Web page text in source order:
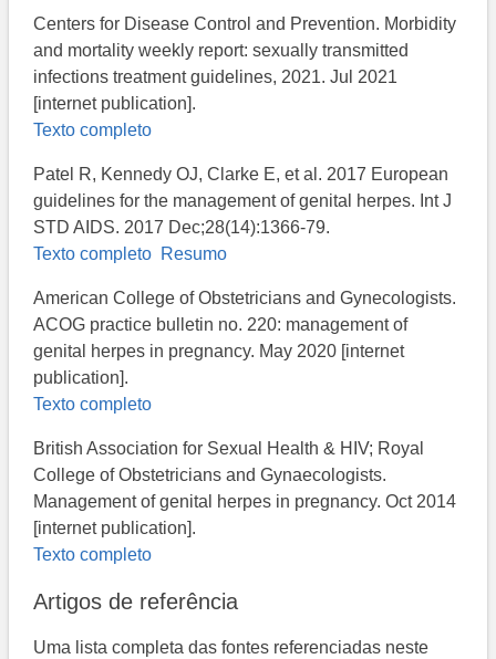
Centers for Disease Control and Prevention. Morbidity
and mortality weekly report: sexually transmitted
infections treatment guidelines, 2021. Jul 2021
[internet publication].
Texto completo
Patel R, Kennedy OJ, Clarke E, et al. 2017 European
guidelines for the management of genital herpes. Int J
STD AIDS. 2017 Dec;28(14):1366-79.
Texto completo Resumo
American College of Obstetricians and Gynecologists.
ACOG practice bulletin no. 220: management of
genital herpes in pregnancy. May 2020 [internet
publication].
Texto completo
British Association for Sexual Health & HIV; Royal
College of Obstetricians and Gynaecologists.
Management of genital herpes in pregnancy. Oct 2014
[internet publication].
Texto completo
Artigos de referência
Uma lista completa das fontes referenciadas neste